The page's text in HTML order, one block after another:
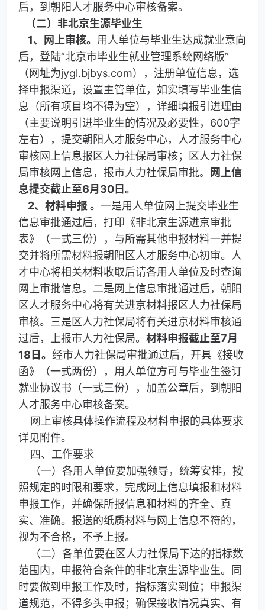
后，到朝阳人才服务中心审核备案。
（二）非北京生源毕业生
1、网上审核。 用人单位与毕业生达成就业意向
后，登陆“北京市毕业生就业管理系统网络版”
（网址为jygl.bjbys.com），注册单位信息，选
择申报渠道，设置主管单位，如实填写毕业生信
息（所有项目均不得为空），详细填报引进理由
（主要说明引进毕业生的情况及必要性，600字
左右），提交朝阳人才服务中心，人才服务中心
审核网上信息报区人力社保局审核；区人力社保
局审核网上信息，报市人力社保局审批。
网上信
息提交截止至6月30日。
2、材料申报 。 一是用人单位网上提交毕业生
信息审批通过后，打印《非北京生源进京审批
表》（一式三份），与所需其他申报材料一并提
交并将所需材料报朝阳区人才服务中心初审。人
才中心将相关材料收取后请各用人单位及时查询
网上审批信息。二是网上信息审批通过后，朝阳
区人才服务中心将有关进京材料报区人力社保局
审核。三是区人力社保局将有关进京材料审核通
过后，上报市人力社保局。 材料申报截止至7月
18日。 经市人力社保局审批通过后，开具《接收
函》（一式两份），用人单位方可与毕业生签订
就业协议书（一式三份），加盖公章后，到朝阳
人才服务中心审核备案。
网上审核具体操作流程及材料申报的具体要求
详见附件。
四、工作要求
（一）各用人单位要加强领导，统筹安排，按
照规定的时限和要求，完成网上信息填报和材料
申报工作，并确保所报信息和材料的齐全、真
实、准确。报送的纸质材料与网上信息不符的，
视为不合格，不予上报。
（二）各单位要在区人力社保局下达的指标数
范围内，申报符合条件的非北京生源毕业生。同
时要做到申报工作及时，指标落实到位；申报渠
道规范，不得多头申报；确保接收情况真实、有